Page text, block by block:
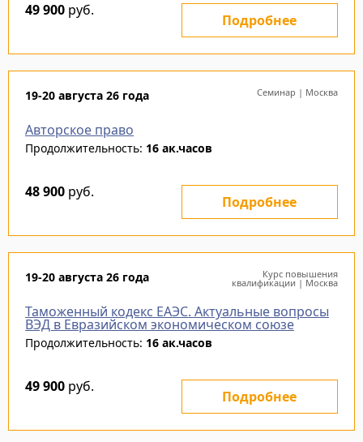
49 900 руб.
Подробнее
19-20 августа 26 года Семинар | Москва
Авторское право
Продолжительность: 16 ак.часов
48 900 руб.
Подробнее
19-20 августа 26 года Курс повышения
квалификации | Москва
Таможенный кодекс ЕАЭС. Актуальные вопросы
ВЭД в Евразийском экономическом союзе
Продолжительность: 16 ак.часов
49 900 руб.
Подробнее